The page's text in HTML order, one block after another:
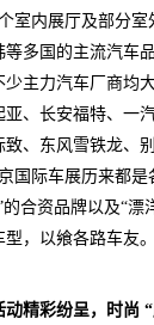
室内展厅及部分室
等多国的主流汽车
少主力汽车厂商均
亚、长安福特、一
致、东风雪铁龙、
国际车展历来都是
的合资品牌以及“
，以飨各路车友。
动精彩纷呈，时尚